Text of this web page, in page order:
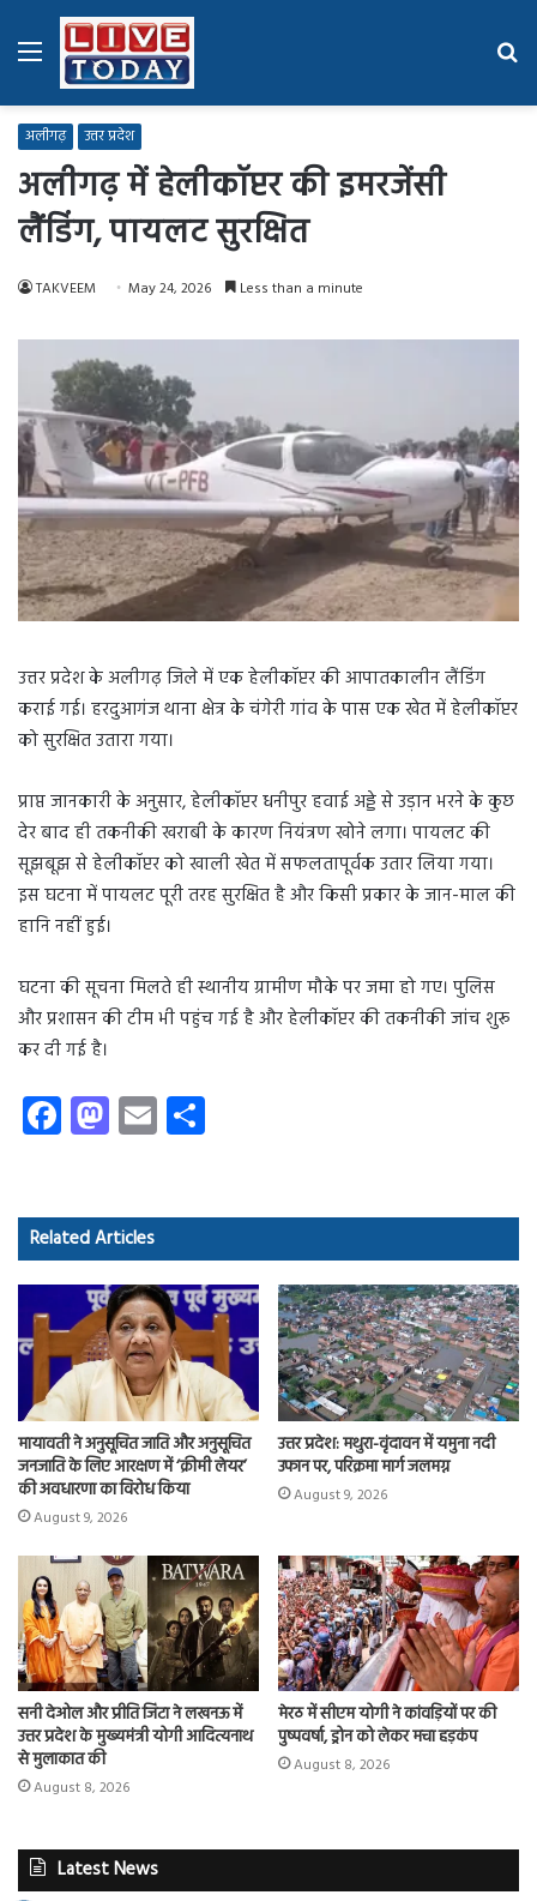
Menu
अलीगढ़ उत्तर प्रदेश
अलीगढ़ में हेलीकॉप्टर की इमरजेंसी
लैंडिंग, पायलट सुरक्षित
TAKVEEM May 24, 2026 Less than a minute
उत्तर प्रदेश के अलीगढ़ जिले में एक हेलीकॉप्टर की आपातकालीन लैंडिंग
कराई गई। हरदुआगंज थाना क्षेत्र के चंगेरी गांव के पास एक खेत में हेलीकॉप्टर
को सुरक्षित उतारा गया।
प्राप्त जानकारी के अनुसार, हेलीकॉप्टर धनीपुर हवाई अड्डे से उड़ान भरने के कुछ
देर बाद ही तकनीकी खराबी के कारण नियंत्रण खोने लगा। पायलट की
सूझबूझ से हेलीकॉप्टर को खाली खेत में सफलतापूर्वक उतार लिया गया।
इस घटना में पायलट पूरी तरह सुरक्षित है और किसी प्रकार के जान-माल की
हानि नहीं हुई।
घटना की सूचना मिलते ही स्थानीय ग्रामीण मौके पर जमा हो गए। पुलिस
और प्रशासन की टीम भी पहुंच गई है और हेलीकॉप्टर की तकनीकी जांच शुरू
कर दी गई है।
Fa
ce
o
ok
M
as
d
o
n
E
m
Related Articles
मायावती ने अनुसूचित जाति और अनुसूचित
जनजाति के लिए आरक्षण में ‘क्रीमी लेयर’
की अवधारणा का विरोध किया
August 9, 2026
उत्तर प्रदेश: मथुरा-वृंदावन में यमुना नदी
उफान पर, परिक्रमा मार्ग जलमग्न
August 9, 2026
सनी देओल और प्रीति जिंटा ने लखनऊ में
उत्तर प्रदेश के मुख्यमंत्री योगी आदित्यनाथ
से मुलाकात की
August 8, 2026
मेरठ में सीएम योगी ने कांवड़ियों पर की
पुष्पवर्षा, ड्रोन को लेकर मचा हड़कंप
August 8, 2026
Latest News